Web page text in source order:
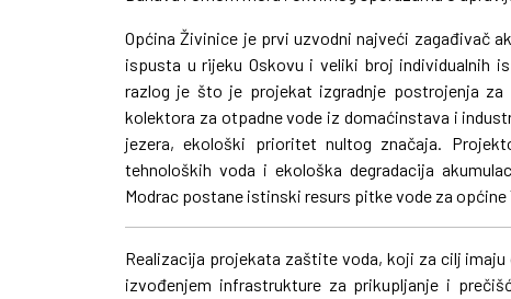
Općina Živinice je prvi uzvodni najveći zagađivač
ispusta u rijeku Oskovu i veliki broj individualnih
razlog je što je projekat izgradnje postrojenja za
kolektora za otpadne vode iz domaćinstava i
jezera, ekološki prioritet nultog značaja.
tehnoloških voda i ekološka degradacija
Modrac postane istinski resurs pitke vode za općine
Realizacija projekata zaštite voda, koji za cilj
izvođenjem infrastrukture za prikupljanje i